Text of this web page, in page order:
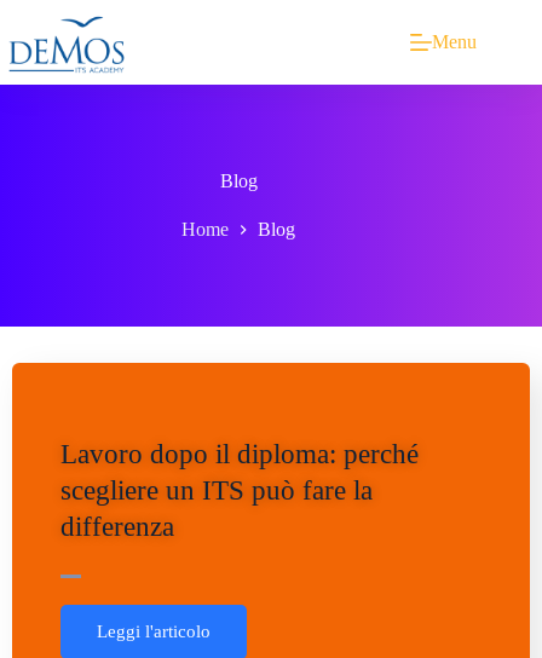
Menu
Blog
Home Blog
Lavoro dopo il diploma: perché
scegliere un ITS può fare la
differenza
Leggi l'articolo